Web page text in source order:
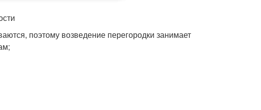
поэтому возведение перегородки занимает